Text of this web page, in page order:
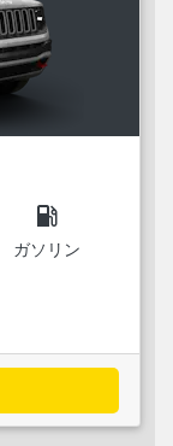
local_gas_station
ガソリン